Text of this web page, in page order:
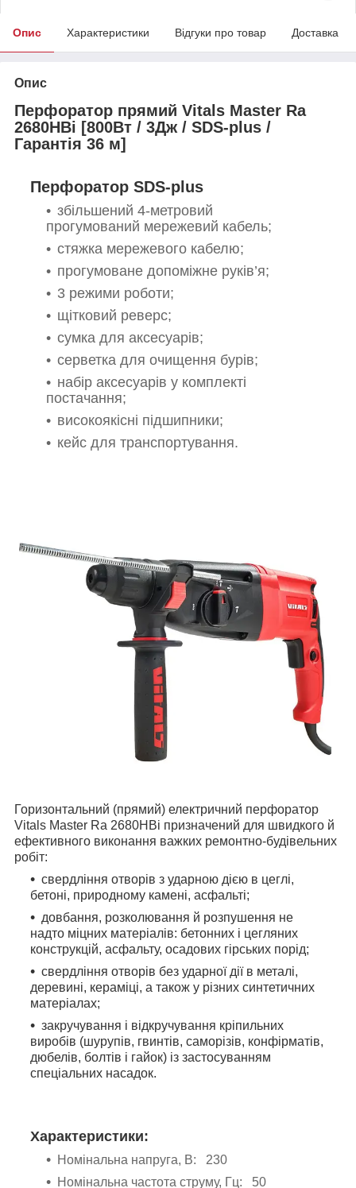
Опис Характеристики Відгуки про товар Доставка
Опис
Перфоратор прямий Vitals Master Ra
2680HBi [800Вт / 3Дж / SDS-plus /
Гарантія 36 м]
Перфоратор SDS-plus
збільшений 4-метровий
прогумований мережевий кабель;
стяжка мережевого кабелю;
прогумоване допоміжне руків’я;
3 режими роботи;
щітковий реверс;
сумка для аксесуарів;
серветка для очищення бурів;
набір аксесуарів у комплекті
постачання;
високоякісні підшипники;
кейс для транспортування.
Горизонтальний (прямий) електричний перфоратор
Vitals Master Ra 2680HBi призначений для швидкого й
ефективного виконання важких ремонтно-будівельних
робіт:
свердління отворів з ударною дією в цеглі,
бетоні, природному камені, асфальті;
довбання, розколювання й розпушення не
надто міцних матеріалів: бетонних і цегляних
конструкцій, асфальту, осадових гірських порід;
свердління отворів без ударної дії в металі,
деревині, кераміці, а також у різних синтетичних
матеріалах;
закручування і відкручування кріпильних
виробів (шурупів, гвинтів, саморізів, конфірматів,
дюбелів, болтів і гайок) із застосуванням
спеціальних насадок.
Характеристики:
Номінальна напруга, В: 230
Номінальна частота струму, Гц: 50